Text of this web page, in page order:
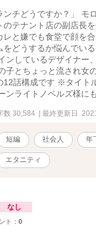
ンチどうですか？」 モ
のテナント店の副店長
レと嫌でも食堂で顔を
をどうするか悩んでい
ンしているデザイナー
子とちょっと流され女
12話構成です ※タイト
ライトノベルズ様に
数 30,584 | 最終更新日
短編 社会人 年
エタニティ
なし
ト： 0